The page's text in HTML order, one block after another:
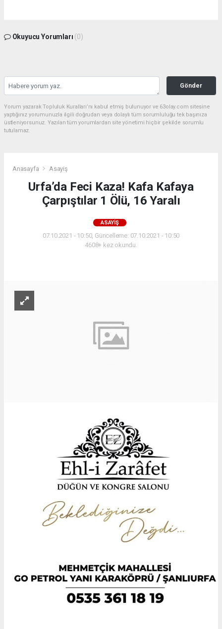
Okuyucu Yorumları (0)
Gönder
Yorum yazarak Topluluk Kuralları’nı kabul etmiş bulunuyor ve 63olay.com sitesine
yaptığınız yorumunuzla ilgili doğrudan veya dolaylı tüm sorumluluğu tek başınıza
üstleniyorsunuz. Yazılan tüm yorumlardan site yönetimi hiçbir şekilde sorumlu
tutulamaz.
Anasayfa Asayiş
Urfa’da Feci Kaza! Kafa Kafaya
Çarpıştılar 1 Ölü, 16 Yaralı
ASAYIŞ
07.10.2021 - 10:50, Güncelleme: 07.10.2021 - 10:50
4608+ kez okundu.